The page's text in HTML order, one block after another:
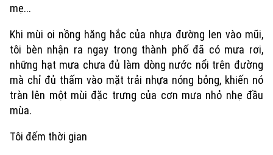
mẹ...
Khi mùi oi nồng hăng hắc của nhựa đường len vào mũi,
tôi bèn nhận ra ngay trong thành phố đã có mưa rơi,
những hạt mưa chưa đủ làm dòng nước nổi trên đường
mà chỉ đủ thấm vào mặt trải nhựa nóng bỏng, khiến nó
tràn lên một mùi đặc trưng của cơn mưa nhỏ nhẹ đầu
mùa.
Tôi đếm thời gian